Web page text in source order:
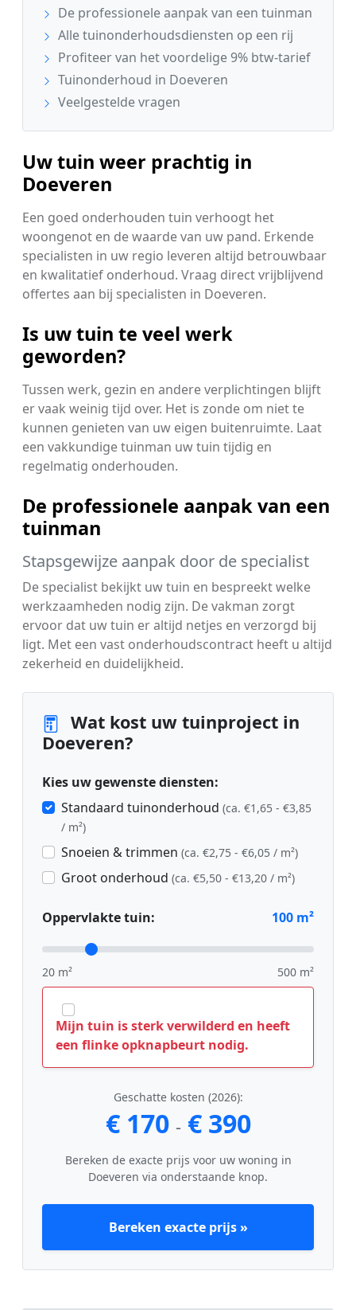
De professionele aanpak van een tuinman
Alle tuinonderhoudsdiensten op een rij
Profiteer van het voordelige 9% btw-tarief
Tuinonderhoud in Doeveren
Veelgestelde vragen
Uw tuin weer prachtig in
Doeveren
Een goed onderhouden tuin verhoogt het
woongenot en de waarde van uw pand. Erkende
specialisten in uw regio leveren altijd betrouwbaar
en kwalitatief onderhoud. Vraag direct vrijblijvend
offertes aan bij specialisten in Doeveren.
Is uw tuin te veel werk
geworden?
Tussen werk, gezin en andere verplichtingen blijft
er vaak weinig tijd over. Het is zonde om niet te
kunnen genieten van uw eigen buitenruimte. Laat
een vakkundige tuinman uw tuin tijdig en
regelmatig onderhouden.
De professionele aanpak van een
tuinman
Stapsgewijze aanpak door de specialist
De specialist bekijkt uw tuin en bespreekt welke
werkzaamheden nodig zijn. De vakman zorgt
ervoor dat uw tuin er altijd netjes en verzorgd bij
ligt. Met een vast onderhoudscontract heeft u altijd
zekerheid en duidelijkheid.
Wat kost uw tuinproject in
Doeveren?
Kies uw gewenste diensten:
Standaard tuinonderhoud (ca. €1,65 - €3,85
/ m²)
Snoeien & trimmen (ca. €2,75 - €6,05 / m²)
Groot onderhoud (ca. €5,50 - €13,20 / m²)
Oppervlakte tuin: 100 m²
20 m² 500 m²
Mijn tuin is sterk verwilderd en heeft
een flinke opknapbeurt nodig.
Geschatte kosten (2026):
€ 170 - € 390
Bereken de exacte prijs voor uw woning in
Doeveren via onderstaande knop.
Bereken exacte prijs »